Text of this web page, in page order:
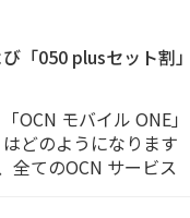
「050 plusセット割」
モバイル ONE」
どのようになります
全てのOCN サービス